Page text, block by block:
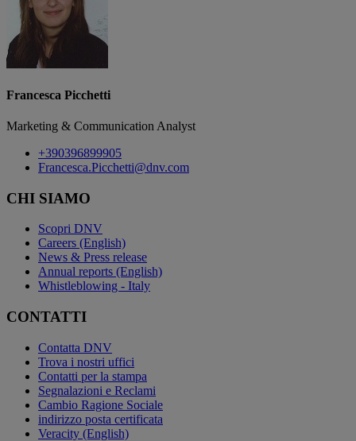
Francesca Picchetti
Marketing & Communication Analyst
+390396899905
Francesca.Picchetti@dnv.com
CHI SIAMO
Scopri DNV
Careers (English)
News & Press release
Annual reports (English)
Whistleblowing - Italy
CONTATTI
Contatta DNV
Trova i nostri uffici
Contatti per la stampa
Segnalazioni e Reclami
Cambio Ragione Sociale
indirizzo posta certificata
Veracity (English)